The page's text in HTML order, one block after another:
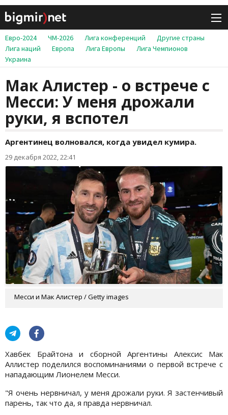
Евро-2024 ЧМ-2026 Лига конференций
Другие страны
Лига наций
Европа Лига Европы
Лига Чемпионов
Украина
Мак Алистер - о встрече с
Месси: У меня дрожали
руки, я вспотел
Аргентинец волновался, когда увидел кумира.
29 декабря 2022, 22:41
Месси и Мак Алистер / Getty images
Хавбек Брайтона и сборной Аргентины Алексис Мак
Аллистер поделился воспоминаниями о первой встрече с
нападающим Лионелем Месси.
"Я очень нервничал, у меня дрожали руки. Я застенчивый
парень, так что да, я правда нервничал.